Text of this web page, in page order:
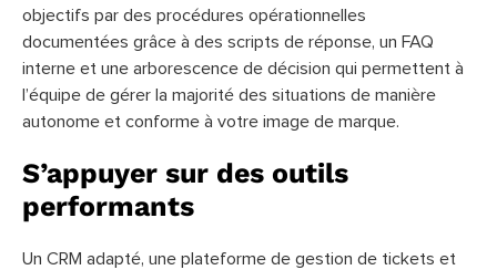
objectifs par des procédures opérationnelles
documentées grâce à des scripts de réponse, un FAQ
interne et une arborescence de décision qui permettent à
l’équipe de gérer la majorité des situations de manière
autonome et conforme à votre image de marque.
S’appuyer sur des outils
performants
Un CRM adapté, une plateforme de gestion de tickets et